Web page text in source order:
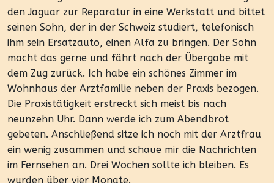
den Jaguar zur Reparatur in eine Werkstatt und bittet
seinen Sohn, der in der Schweiz studiert, telefonisch
ihm sein Ersatzauto, einen Alfa zu bringen. Der Sohn
macht das gerne und fährt nach der Übergabe mit
dem Zug zurück. Ich habe ein schönes Zimmer im
Wohnhaus der Arztfamilie neben der Praxis bezogen.
Die Praxistätigkeit erstreckt sich meist bis nach
neunzehn Uhr. Dann werde ich zum Abendbrot
gebeten. Anschließend sitze ich noch mit der Arztfrau
ein wenig zusammen und schaue mir die Nachrichten
im Fernsehen an. Drei Wochen sollte ich bleiben. Es
wurden über vier Monate.